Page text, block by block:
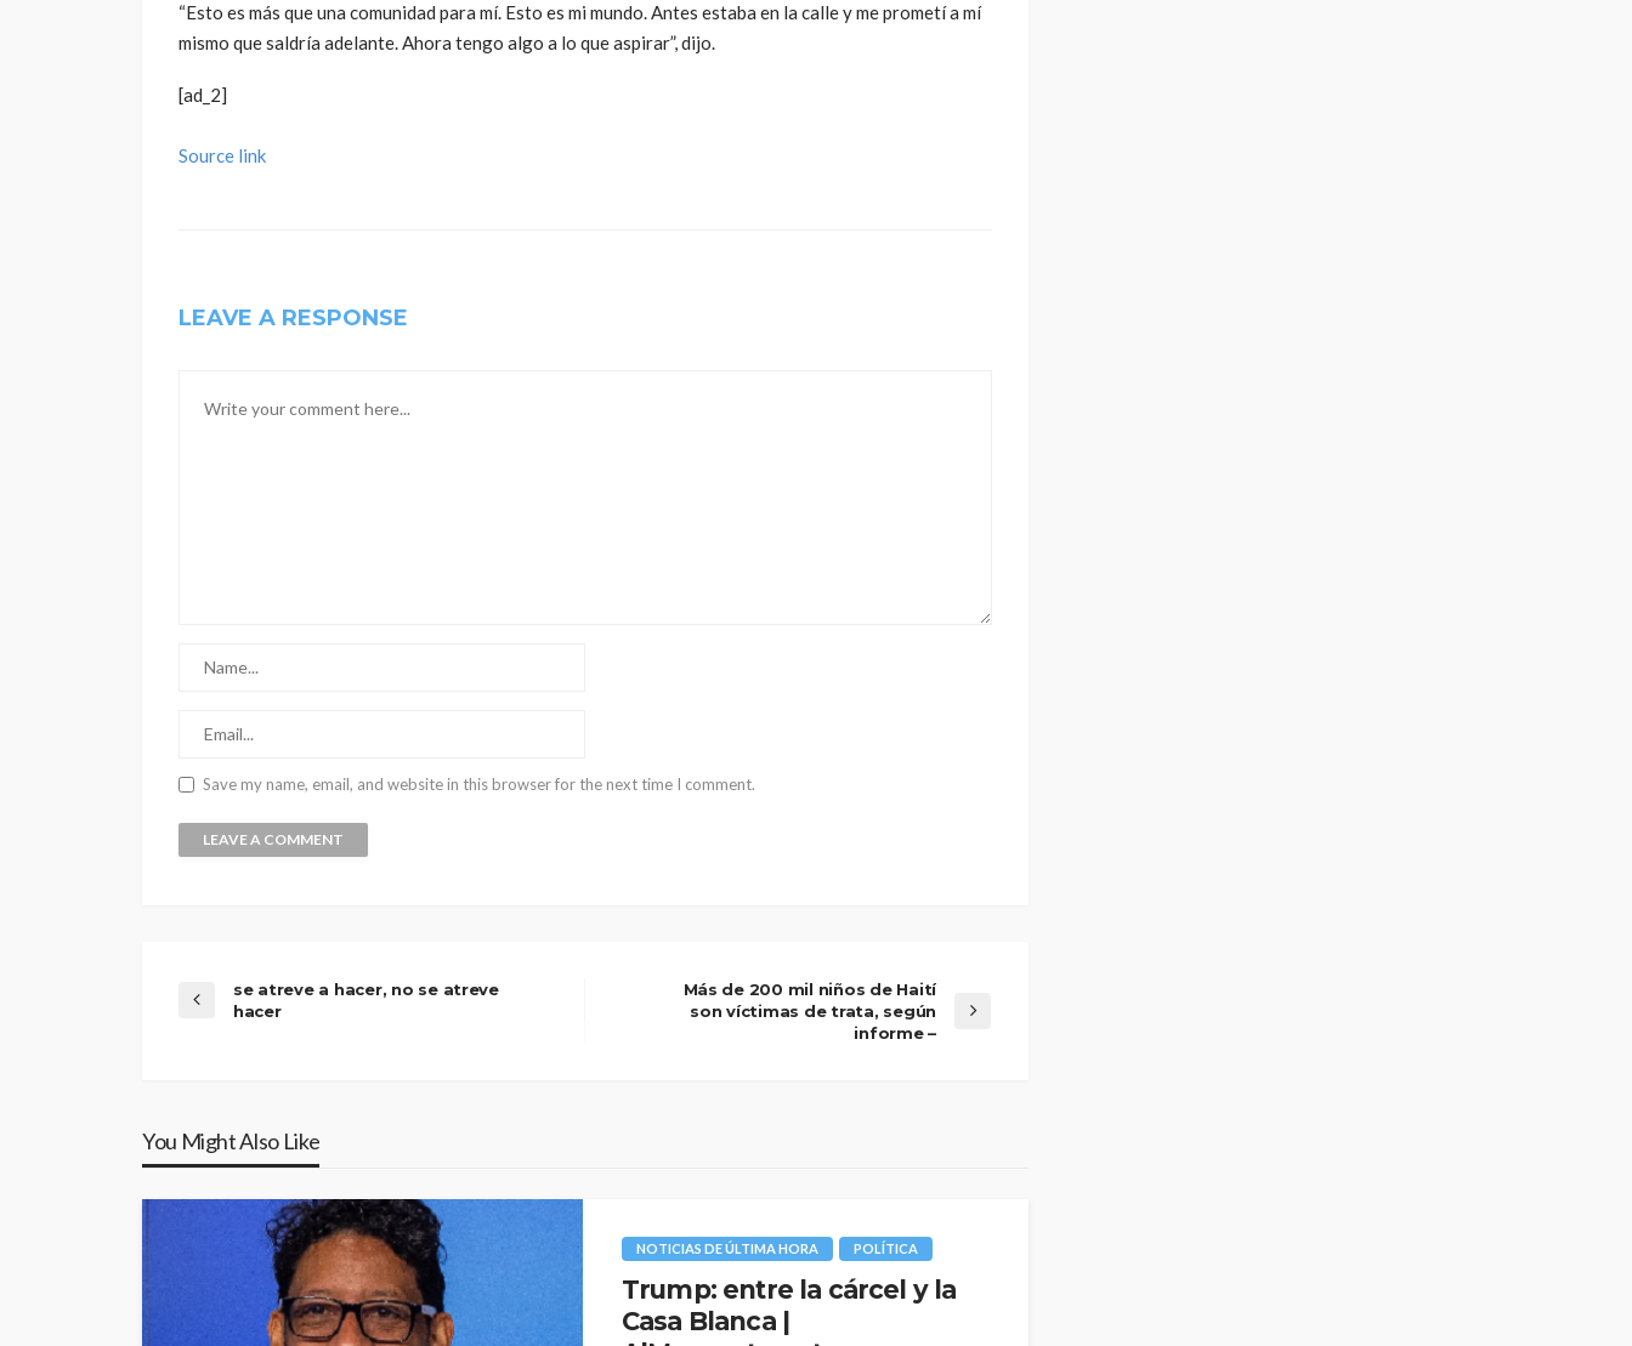
“Esto es más que una comunidad para mí. Esto es mi mundo. Antes estaba en la calle y me prometí a mí
mismo que saldría adelante. Ahora tengo algo a lo que aspirar”, dijo.
[ad_2]
Source link
LEAVE A RESPONSE
Save my name, email, and website in this browser for the next time I comment.
se atreve a hacer, no se atreve
hacer
Más de 200 mil niños de Haití
son víctimas de trata, según
informe –
You Might Also Like
NOTICIAS DE ÚLTIMA HORA POLÍTICA
Trump: entre la cárcel y la
Casa Blanca |